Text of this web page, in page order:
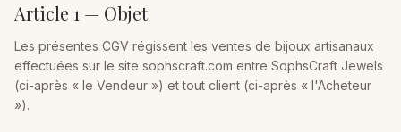
Article 1 — Objet
Les présentes CGV régissent les ventes de bijoux artisanaux
effectuées sur le site sophscraft.com entre SophsCraft Jewels
(ci-après « le Vendeur ») et tout client (ci-après « l'Acheteur
»).